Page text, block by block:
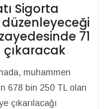
Sigorta
düzenleyeceği
71
çıkaracak
muhammen
678 bin 250 TL olan
çıkarılacağı